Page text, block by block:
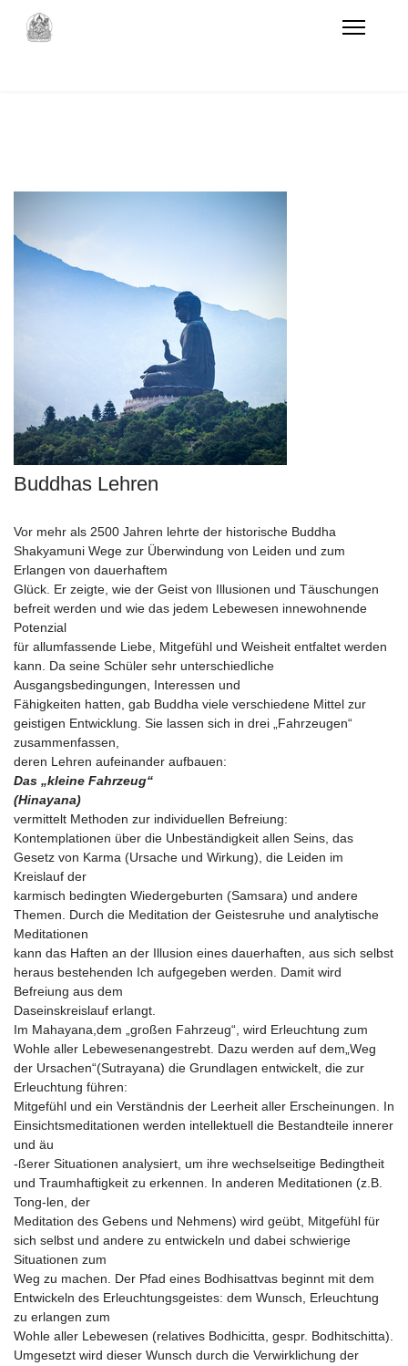
Buddhas Lehren
Vor mehr als 2500 Jahren lehrte der historische Buddha
Shakyamuni Wege zur Überwindung von Leiden und zum
Erlangen von dauerhaftem
Glück. Er zeigte, wie der Geist von Illusionen und Täuschungen
befreit werden und wie das jedem Lebewesen innewohnende
Potenzial
für allumfassende Liebe, Mitgefühl und Weisheit entfaltet werden
kann. Da seine Schüler sehr unterschiedliche
Ausgangsbedingungen, Interessen und
Fähigkeiten hatten, gab Buddha viele verschiedene Mittel zur
geistigen Entwicklung. Sie lassen sich in drei „Fahrzeugen“
zusammenfassen,
deren Lehren aufeinander aufbauen:
Das „kleine Fahrzeug“
(Hinayana)
vermittelt Methoden zur individuellen Befreiung:
Kontemplationen über die Unbeständigkeit allen Seins, das
Gesetz von Karma (Ursache und Wirkung), die Leiden im
Kreislauf der
karmisch bedingten Wiedergeburten (Samsara) und andere
Themen. Durch die Meditation der Geistesruhe und analytische
Meditationen
kann das Haften an der Illusion eines dauerhaften, aus sich selbst
heraus bestehenden Ich aufgegeben werden. Damit wird
Befreiung aus dem
Daseinskreislauf erlangt.
Im Mahayana,dem „großen Fahrzeug“, wird Erleuchtung zum
Wohle aller Lebewesenangestrebt. Dazu werden auf dem„Weg
der Ursachen“(Sutrayana) die Grundlagen entwickelt, die zur
Erleuchtung führen:
Mitgefühl und ein Verständnis der Leerheit aller Erscheinungen. In
Einsichtsmeditationen werden intellektuell die Bestandteile innerer
und äu
-ßerer Situationen analysiert, um ihre wechselseitige Bedingtheit
und Traumhaftigkeit zu erkennen. In anderen Meditationen (z.B.
Tong-len, der
Meditation des Gebens und Nehmens) wird geübt, Mitgefühl für
sich selbst und andere zu entwickeln und dabei schwierige
Situationen zum
Weg zu machen. Der Pfad eines Bodhisattvas beginnt mit dem
Entwickeln des Erleuchtungsgeistes: dem Wunsch, Erleuchtung
zu erlangen zum
Wohle aller Lebewesen (relatives Bodhicitta, gespr. Bodhitschitta).
Umgesetzt wird dieser Wunsch durch die Verwirklichung der